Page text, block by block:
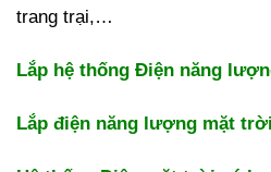
trang trại,…
Lắp hệ thống Điện năng
Lắp điện năng lượng mặt